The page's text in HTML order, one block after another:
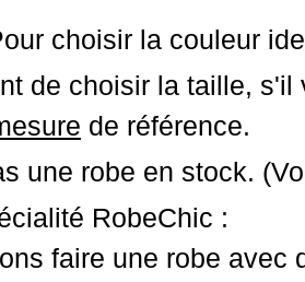
choisir la couleur
de choisir la taille,
de référence.
une robe en stock.
RobeChic :
faire une robe